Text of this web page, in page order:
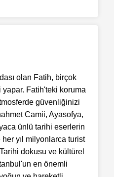
olan Fatih, birçok
yapar. Fatih'teki koruma
güvenliğinizi
Camii, Ayasofya,
ünlü tarihi eserlerin
yıl milyonlarca turist
dokusu ve kültürel
en önemli